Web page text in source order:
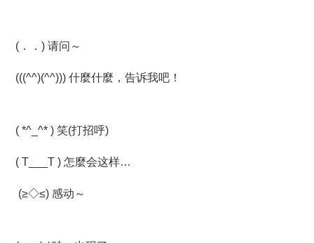
(．．) 请问～
(((^^)(^^))) 什麼什麼，告诉我吧！
( *^_^* ) 笑(打招呼)
( T___T ) 怎麼会这样…
(≥◇≤) 感动～